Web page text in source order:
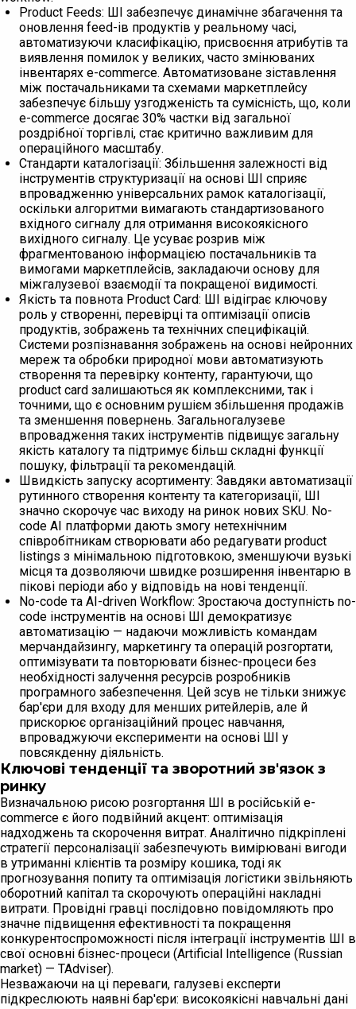
Product Feeds: ШІ забезпечує динамічне збагачення та
оновлення feed-ів продуктів у реальному часі,
автоматизуючи класифікацію, присвоєння атрибутів та
виявлення помилок у великих, часто змінюваних
інвентарях e-commerce. Автоматизоване зіставлення
між постачальниками та схемами маркетплейсу
забезпечує більшу узгодженість та сумісність, що, коли
e-commerce досягає 30% частки від загальної
роздрібної торгівлі, стає критично важливим для
операційного масштабу.
Стандарти каталогізації: Збільшення залежності від
інструментів структуризації на основі ШІ сприяє
впровадженню універсальних рамок каталогізації,
оскільки алгоритми вимагають стандартизованого
вхідного сигналу для отримання високоякісного
вихідного сигналу. Це усуває розрив між
фрагментованою інформацією постачальників та
вимогами маркетплейсів, закладаючи основу для
міжгалузевої взаємодії та покращеної видимості.
Якість та повнота Product Card: ШІ відіграє ключову
роль у створенні, перевірці та оптимізації описів
продуктів, зображень та технічних специфікацій.
Системи розпізнавання зображень на основі нейронних
мереж та обробки природної мови автоматизують
створення та перевірку контенту, гарантуючи, що
product card залишаються як комплексними, так і
точними, що є основним рушієм збільшення продажів
та зменшення повернень. Загальногалузеве
впровадження таких інструментів підвищує загальну
якість каталогу та підтримує більш складні функції
пошуку, фільтрації та рекомендацій.
Швидкість запуску асортименту: Завдяки автоматизації
рутинного створення контенту та категоризації, ШІ
значно скорочує час виходу на ринок нових SKU. No-
code AI платформи дають змогу нетехнічним
співробітникам створювати або редагувати product
listings з мінімальною підготовкою, зменшуючи вузькі
місця та дозволяючи швидке розширення інвентарю в
пікові періоди або у відповідь на нові тенденції.
No-code та AI-driven Workflow: Зростаюча доступність no-
code інструментів на основі ШІ демократизує
автоматизацію — надаючи можливість командам
мерчандайзингу, маркетингу та операцій розгортати,
оптимізувати та повторювати бізнес-процеси без
необхідності залучення ресурсів розробників
програмного забезпечення. Цей зсув не тільки знижує
бар'єри для входу для менших ритейлерів, але й
прискорює організаційний процес навчання,
впроваджуючи експерименти на основі ШІ у
повсякденну діяльність.
Ключові тенденції та зворотний зв'язок з
ринку
Визначальною рисою розгортання ШІ в російській e-
commerce є його подвійний акцент: оптимізація
надходжень та скорочення витрат. Аналітично підкріплені
стратегії персоналізації забезпечують вимірювані вигоди
в утриманні клієнтів та розміру кошика, тоді як
прогнозування попиту та оптимізація логістики звільняють
оборотний капітал та скорочують операційні накладні
витрати. Провідні гравці послідовно повідомляють про
значне підвищення ефективності та покращення
конкурентоспроможності після інтеграції інструментів ШІ в
свої основні бізнес-процеси (Artificial Intelligence (Russian
market) — TAdviser).
Незважаючи на ці переваги, галузеві експерти
підкреслюють наявні бар'єри: високоякісні навчальні дані